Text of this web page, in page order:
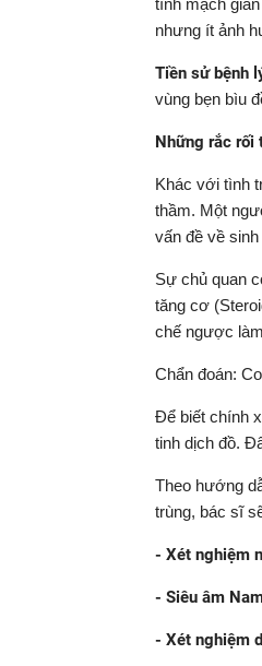
tĩnh mạch
nhưng ít ảnh
Tiền sử bệnh
vùng bẹn bìu
Những rắc rối
Khác với tình
thầm. Một
vấn đề về
Sự chủ quan
tăng cơ
chế ngược
Chẩn đoán:
Để biết chính
tinh dịch đồ.
Theo hướng
trùng, bác sĩ
- Xét nghiệm
- Siêu âm
- Xét nghiệm